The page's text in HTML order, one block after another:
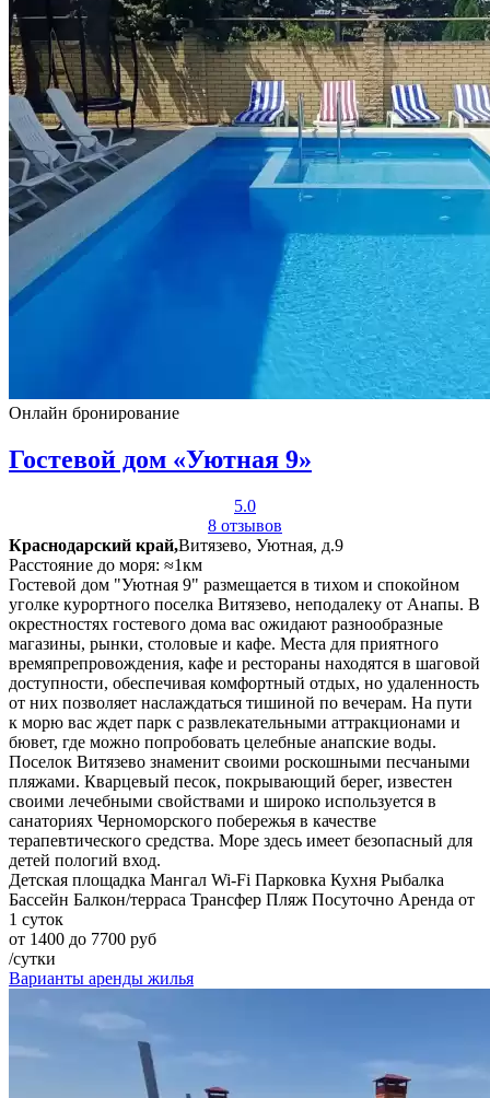
Онлайн бронирование
Гостевой дом «Уютная 9»
5.0
8 отзывов
Краснодарский край,Витязево, Уютная, д.9
Расстояние до моря: ≈1км
Гостевой дом "Уютная 9" размещается в тихом и спокойном
уголке курортного поселка Витязево, неподалеку от Анапы. В
окрестностях гостевого дома вас ожидают разнообразные
магазины, рынки, столовые и кафе. Места для приятного
времяпрепровождения, кафе и рестораны находятся в шаговой
доступности, обеспечивая комфортный отдых, но удаленность
от них позволяет наслаждаться тишиной по вечерам. На пути
к морю вас ждет парк с развлекательными аттракционами и
бювет, где можно попробовать целебные анапские воды.
Поселок Витязево знаменит своими роскошными песчаными
пляжами. Кварцевый песок, покрывающий берег, известен
своими лечебными свойствами и широко используется в
санаториях Черноморского побережья в качестве
терапевтического средства. Море здесь имеет безопасный для
детей пологий вход.
Детская площадка Мангал Wi-Fi Парковка Кухня Рыбалка
Бассейн Балкон/терраса Трансфер Пляж Посуточно Аренда от
1 суток
от 1400 до 7700 руб
/сутки
Варианты аренды жилья